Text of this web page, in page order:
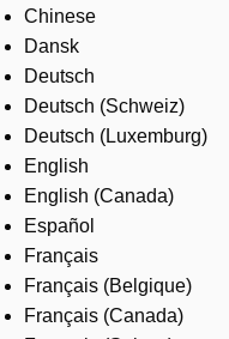
Industries
Services
About us
Where to buy
Contact us
Careers
Chinese
Dansk
Deutsch
Deutsch (Schweiz)
Deutsch (Luxemburg)
English
English (Canada)
Español
Français
Français (Belgique)
Français (Canada)